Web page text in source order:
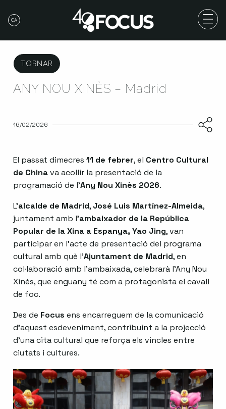
CA
TORNAR
ANY NOU XINÈS – Madrid
16/02/2026
El passat dimecres 11 de febrer, el Centro Cultural
de Chinava acollir la presentació de la
programació de l’Any Nou Xinès 2026.
L’alcalde de Madrid, José Luis Martínez-Almeida,
juntament amb l’ambaixador de la República
Popular de la Xina a Espanya, Yao Jing, van
participar en l’acte de presentació del programa
cultural amb què l’Ajuntament de Madrid, en
col·laboració amb l’ambaixada, celebrarà l’Any Nou
Xinès, que enguany té com a protagonista el cavall
de foc.
Des de Focus ens encarreguem de la comunicació
d’aquest esdeveniment, contribuint a la projecció
d’una cita cultural que reforça els vincles entre
ciutats i cultures.